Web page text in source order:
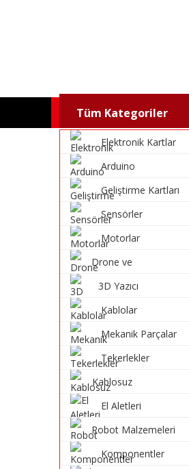
Tüm Kategoriler
Elektronik Kartlar
Arduino
Geliştirme Kartları
Sensörler
Motorlar
Drone ve
Malzemeleri
3D Yazıcı
Kablolar
Mekanik Parçalar
Tekerlekler
Kablosuz
Sistemleri
El Aletleri
Robot Malzemeleri
Komponentler